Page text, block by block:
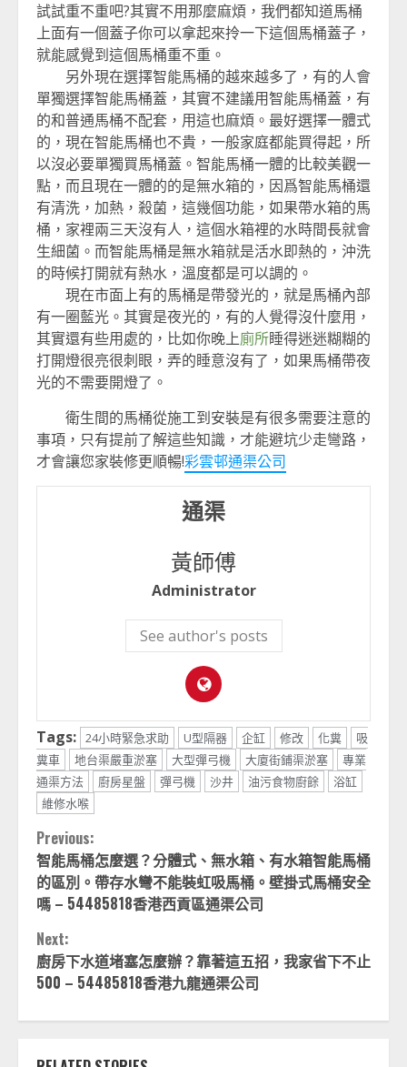
試試重不重吧?其實不用那麼麻煩，我們都知道馬桶
上面有一個蓋子你可以拿起來拎一下這個馬桶蓋子，
就能感覺到這個馬桶重不重。
另外現在選擇智能馬桶的越來越多了，有的人會
單獨選擇智能馬桶蓋，其實不建議用智能馬桶蓋，有
的和普通馬桶不配套，用這也麻煩。最好選擇一體式
的，現在智能馬桶也不貴，一般家庭都能買得起，所
以沒必要單獨買馬桶蓋。智能馬桶一體的比較美觀一
點，而且現在一體的的是無水箱的，因爲智能馬桶還
有清洗，加熱，殺菌，這幾個功能，如果帶水箱的馬
桶，家裡兩三天沒有人，這個水箱裡的水時間長就會
生細菌。而智能馬桶是無水箱就是活水即熱的，沖洗
的時候打開就有熱水，溫度都是可以調的。
現在市面上有的馬桶是帶發光的，就是馬桶內部
有一圈藍光。其實是夜光的，有的人覺得沒什麼用，
其實還有些用處的，比如你晚上廁所睡得迷迷糊糊的
打開燈很亮很刺眼，弄的睡意沒有了，如果馬桶帶夜
光的不需要開燈了。
衛生間的馬桶從施工到安裝是有很多需要注意的
事項，只有提前了解這些知識，才能避坑少走彎路，
才會讓您家裝修更順暢!彩雲邨通渠公司
通渠
黃師傅
Administrator
See author's posts
Tags: 24小時緊急求助 U型隔器 企缸 修改 化糞
吸
糞車
地台渠嚴重淤塞 大型彈弓機 大廈街鋪渠淤塞
專業
通渠方法
廚房星盤 彈弓機 沙井 油污食物廚餘
浴缸
維修水喉
Continue
Reading
Previous:
智能馬桶怎麼選？分體式、無水箱、有水箱智能馬桶
的區別。帶存水彎不能裝虹吸馬桶。壁掛式馬桶安全
嗎 – 54485818香港西貢區通渠公司
Next:
廚房下水道堵塞怎麼辦？靠著這五招，我家省下不止
500 – 54485818香港九龍通渠公司